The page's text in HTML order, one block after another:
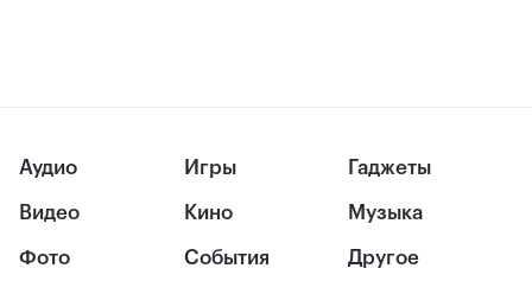
Аудио
Видео
Фото
Игры
Кино
События
Гаджеты
Музыка
Другое